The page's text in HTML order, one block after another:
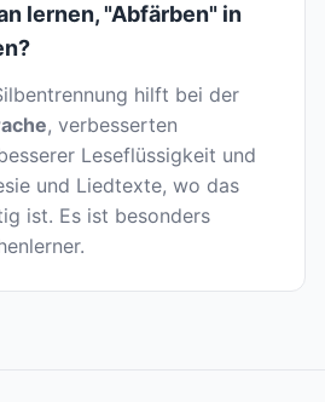
lernen, "Abfärben" in
hilft bei der
, verbesserten
Leseflüssigkeit und
und Liedtexte, wo das
ist. Es ist besonders